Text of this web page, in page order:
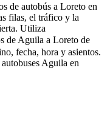
de autobús a Loreto en
filas, el tráfico y la
Utiliza
de Aguila a Loreto de
fecha, hora y asientos.
Aguila en